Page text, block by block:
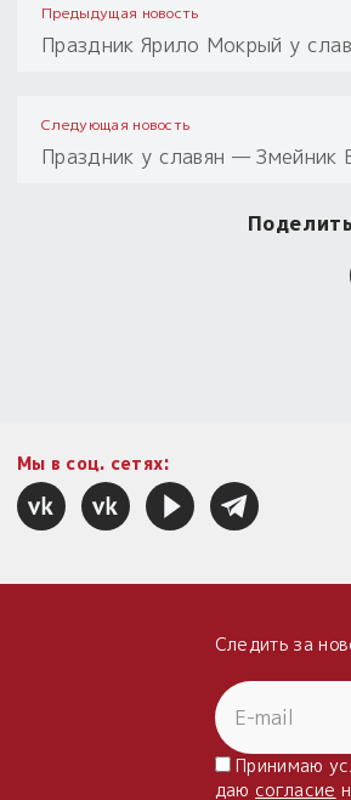
Предыдущая новость
Праздник Ярило Мокрый у
Следующая новость
Праздник у славян — Змейник
Мы в соц. сетях:
Следить за
Принимаю
даю согласие